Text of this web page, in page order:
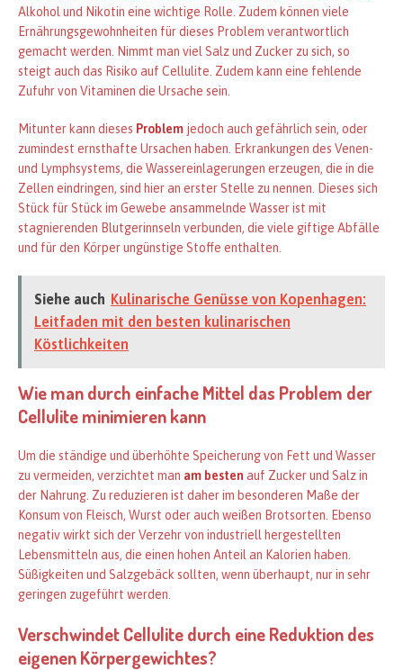
Alkohol und Nikotin eine wichtige Rolle. Zudem können viele
Ernährungsgewohnheiten für dieses Problem verantwortlich
gemacht werden. Nimmt man viel Salz und Zucker zu sich, so
steigt auch das Risiko auf Cellulite. Zudem kann eine fehlende
Zufuhr von Vitaminen die Ursache sein.
Mitunter kann dieses Problem jedoch auch gefährlich sein, oder
zumindest ernsthafte Ursachen haben. Erkrankungen des Venen-
und Lymphsystems, die Wassereinlagerungen erzeugen, die in die
Zellen eindringen, sind hier an erster Stelle zu nennen. Dieses sich
Stück für Stück im Gewebe ansammelnde Wasser ist mit
stagnierenden Blutgerinnseln verbunden, die viele giftige Abfälle
und für den Körper ungünstige Stoffe enthalten.
Siehe auch Kulinarische Genüsse von Kopenhagen:
Leitfaden mit den besten kulinarischen
Köstlichkeiten
Wie man durch einfache Mittel das Problem der
Cellulite minimieren kann
Um die ständige und überhöhte Speicherung von Fett und Wasser
zu vermeiden, verzichtet man am besten auf Zucker und Salz in
der Nahrung. Zu reduzieren ist daher im besonderen Maße der
Konsum von Fleisch, Wurst oder auch weißen Brotsorten. Ebenso
negativ wirkt sich der Verzehr von industriell hergestellten
Lebensmitteln aus, die einen hohen Anteil an Kalorien haben.
Süßigkeiten und Salzgebäck sollten, wenn überhaupt, nur in sehr
geringen zugeführt werden.
Verschwindet Cellulite durch eine Reduktion des
eigenen Körpergewichtes?